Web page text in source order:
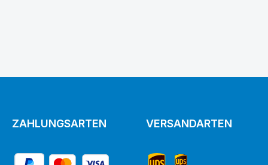
ZAHLUNGSARTEN VERSANDARTEN